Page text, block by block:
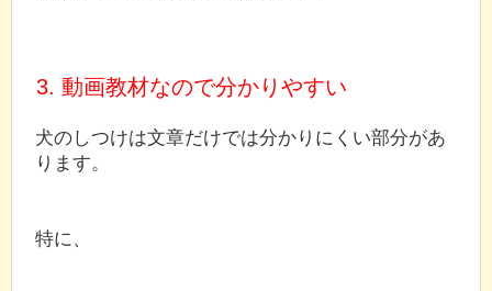
3. 動画教材なので分かりやすい
犬のしつけは文章だけでは分かりにくい部分があ
ります。
特に、